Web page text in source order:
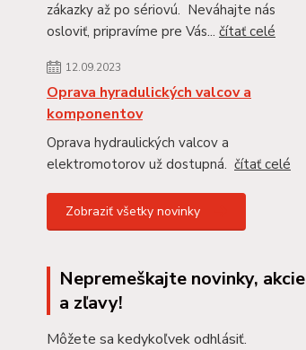
zákazky až po sériovú. Neváhajte nás
osloviť, pripravíme pre Vás... čítať celé
12.09.2023
Oprava hyradulických valcov a
komponentov
Oprava hydraulických valcov a
elektromotorov už dostupná. čítať celé
Zobraziť všetky novinky
Nepremeškajte novinky, akcie
a zľavy!
Môžete sa kedykoľvek odhlásiť.